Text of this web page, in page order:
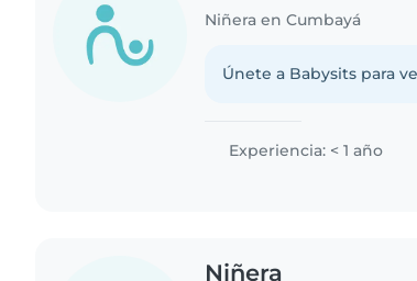
Niñera en Cumbayá
Únete a Babysits para
Experiencia: < 1 año
Niñera